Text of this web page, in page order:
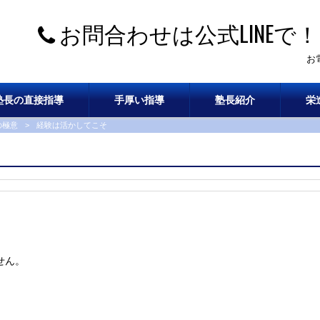
お問合わせは公式LINEで！
お
長の直接指導 手厚い指導 塾長紹介 栄
極意 > 経験は活かしてこそ
。